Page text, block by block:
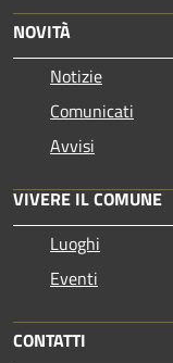
NOVITÀ
Notizie
Comunicati
Avvisi
VIVERE IL COMUNE
Luoghi
Eventi
CONTATTI